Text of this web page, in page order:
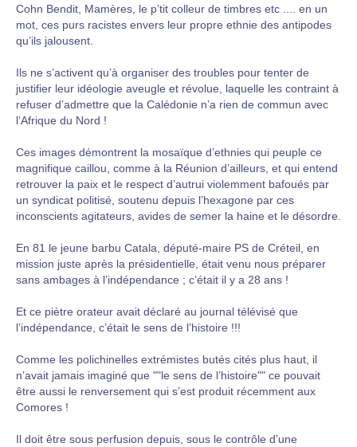
Cohn Bendit, Mamères, le p’tit colleur de timbres etc .... en un
mot, ces purs racistes envers leur propre ethnie des antipodes
qu’ils jalousent.
Ils ne s’activent qu’à organiser des troubles pour tenter de
justifier leur idéologie aveugle et révolue, laquelle les contraint à
refuser d’admettre que la Calédonie n’a rien de commun avec
l’Afrique du Nord !
Ces images démontrent la mosaïque d’ethnies qui peuple ce
magnifique caillou, comme à la Réunion d’ailleurs, et qui entend
retrouver la paix et le respect d’autrui violemment bafoués par
un syndicat politisé, soutenu depuis l’hexagone par ces
inconscients agitateurs, avides de semer la haine et le désordre.
En 81 le jeune barbu Catala, député-maire PS de Créteil, en
mission juste après la présidentielle, était venu nous préparer
sans ambages à l’indépendance ; c’était il y a 28 ans !
Et ce piètre orateur avait déclaré au journal télévisé que
l’indépendance, c’était le sens de l’histoire !!!
Comme les polichinelles extrémistes butés cités plus haut, il
n’avait jamais imaginé que ""le sens de l’histoire"" ce pouvait
être aussi le renversement qui s’est produit récemment aux
Comores !
Il doit être sous perfusion depuis, sous le contrôle d’une